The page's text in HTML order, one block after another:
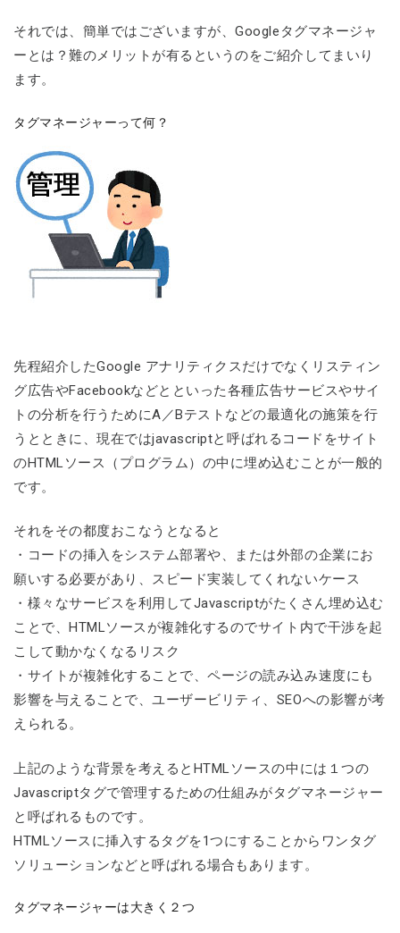
それでは、簡単ではございますが、Googleタグマネージャ
ーとは？難のメリットが有るというのをご紹介してまいり
ます。
タグマネージャーって何？
先程紹介したGoogle アナリティクスだけでなくリスティン
グ広告やFacebookなどとといった各種広告サービスやサイ
トの分析を行うためにA／Bテストなどの最適化の施策を行
うとときに、現在ではjavascriptと呼ばれるコードをサイト
のHTMLソース（プログラム）の中に埋め込むことが一般的
です。
それをその都度おこなうとなると
・コードの挿入をシステム部署や、または外部の企業にお
願いする必要があり、スピード実装してくれないケース
・様々なサービスを利用してJavascriptがたくさん埋め込む
ことで、HTMLソースが複雑化するのでサイト内で干渉を起
こして動かなくなるリスク
・サイトが複雑化することで、ページの読み込み速度にも
影響を与えることで、ユーザービリティ、SEOへの影響が考
えられる。
上記のような背景を考えるとHTMLソースの中には１つの
Javascriptタグで管理するための仕組みがタグマネージャー
と呼ばれるものです。
HTMLソースに挿入するタグを1つにすることからワンタグ
ソリューションなどと呼ばれる場合もあります。
タグマネージャーは大きく２つ